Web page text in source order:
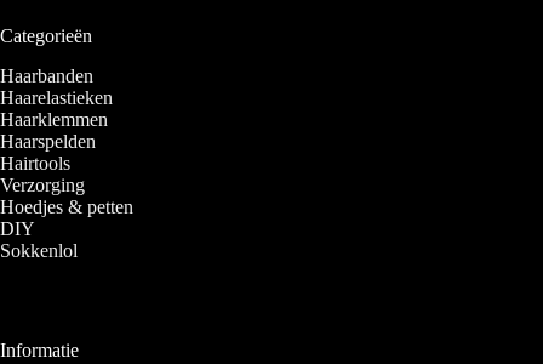
Categorieën
Haarbanden
Haarelastieken
Haarklemmen
Haarspelden
Hairtools
Verzorging
Hoedjes & petten
DIY
Sokkenlol
Informatie